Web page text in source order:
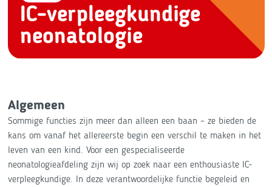
IC-verpleegkundige
neonatologie
Algemeen
Sommige functies zijn meer dan alleen een baan – ze bieden de
kans om vanaf het allereerste begin een verschil te maken in het
leven van een kind. Voor een gespecialiseerde
neonatologieafdeling zijn wij op zoek naar een enthousiaste IC-
verpleegkundige. In deze verantwoordelijke functie begeleid en